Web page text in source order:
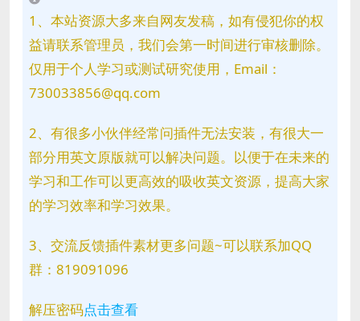
1、本站资源大多来自网友发稿，如有侵犯你的权
益请联系管理员，我们会第一时间进行审核删除。
仅用于个人学习或测试研究使用，Email：
730033856@qq.com
2、有很多小伙伴经常问插件无法安装，有很大一
部分用英文原版就可以解决问题。以便于在未来的
学习和工作可以更高效的吸收英文资源，提高大家
的学习效率和学习效果。
3、交流反馈插件素材更多问题~可以联系加QQ
群：819091096
解压密码点击查看